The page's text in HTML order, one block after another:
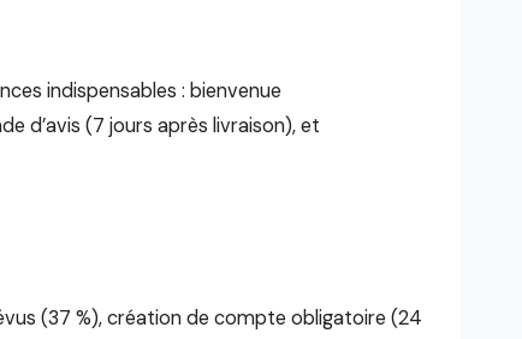
indispensables : bienvenue
d’avis (7 jours après livraison), et
(37 %), création de compte obligatoire (24